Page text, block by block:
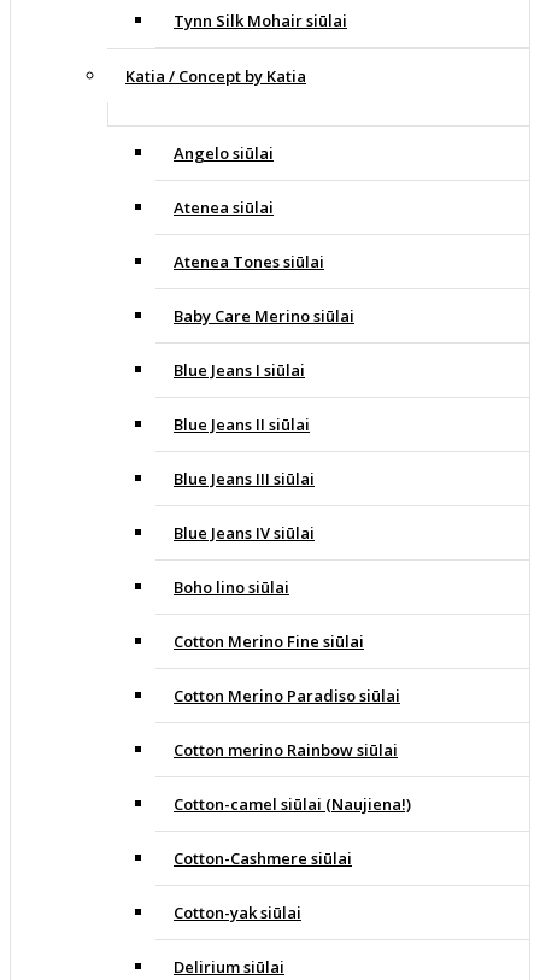
Tynn Silk Mohair siūlai
Katia / Concept by Katia
Angelo siūlai
Atenea siūlai
Atenea Tones siūlai
Baby Care Merino siūlai
Blue Jeans I siūlai
Blue Jeans II siūlai
Blue Jeans III siūlai
Blue Jeans IV siūlai
Boho lino siūlai
Cotton Merino Fine siūlai
Cotton Merino Paradiso siūlai
Cotton merino Rainbow siūlai
Cotton-camel siūlai (Naujiena!)
Cotton-Cashmere siūlai
Cotton-yak siūlai
Delirium siūlai